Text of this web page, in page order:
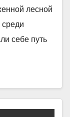
лесной
среди
себе путь